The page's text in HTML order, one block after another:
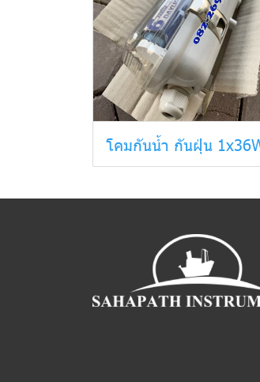
โคมกันน้ำ กันฝุ่น